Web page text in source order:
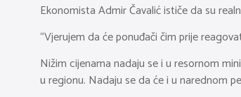
Ekonomista Admir Čavalić ističe da su
“Vjerujem da će ponuđači čim prije
Nižim cijenama nadaju se i u resornom
u regionu. Nadaju se da će i u narednom